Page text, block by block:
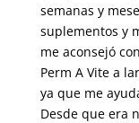
semanas y
suplementos y
me aconsejó
Perm A Vite a
ya que me
Desde que era